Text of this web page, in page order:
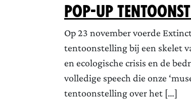
Pop-up
Op 23 november voerde
tentoonstelling bij een skelet
en ecologische crisis en de
volledige speech die onze
tentoonstelling over het […]